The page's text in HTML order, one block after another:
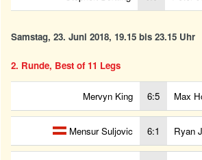
Samstag, 23. Juni 2018, 19.15 bis 23.15 Uhr
2. Runde, Best of 11 Legs
Mervyn King 6:5 Max
Mensur Suljovic 6:1 Ryan